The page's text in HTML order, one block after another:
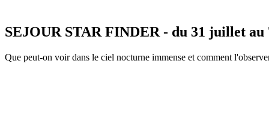
SEJOUR STAR FINDER - du 31 juillet au
Que peut-on voir dans le ciel nocturne immense et comment